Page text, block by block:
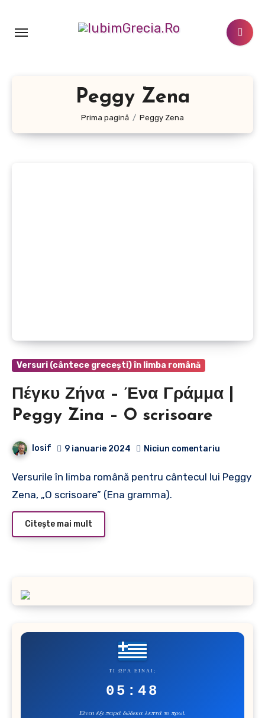
conținut
Peggy Zena
Prima pagină Peggy Zena
Versuri (cântece grecești) în limba română
Πέγκυ Ζήνα – Ένα Γράμμα |
Peggy Zina – O scrisoare
Iosif 9 ianuarie 2024 Niciun comentariu
Versurile în limba română pentru cântecul lui Peggy
Zena, „O scrisoare” (Ena gramma).
Citește mai mult
ΤΙ ΏΡΑ ΕΊΝΑΙ;
05:48
Είναι έξι παρά δώδεκα λεπτά το πρωί.